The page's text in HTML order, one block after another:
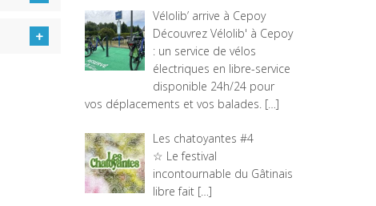
Vélolib’ arrive à Cepoy
Découvrez Vélolib' à Cepoy :
un service de vélos électriques
en libre-service disponible
24h/24 pour vos déplacements
et vos balades.[…]
Les chatoyantes #4
☆ Le festival incontournable
du Gâtinais libre fait […]